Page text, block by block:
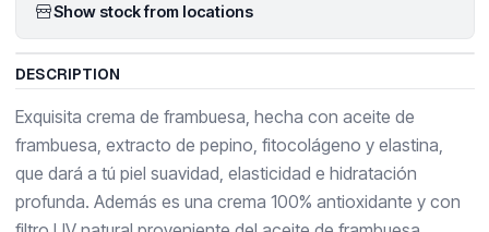
Show stock from locations
DESCRIPTION
Exquisita crema de frambuesa, hecha con aceite de
frambuesa, extracto de pepino, fitocolágeno y elastina,
que dará a tú piel suavidad, elasticidad e hidratación
profunda. Además es una crema 100% antioxidante y con